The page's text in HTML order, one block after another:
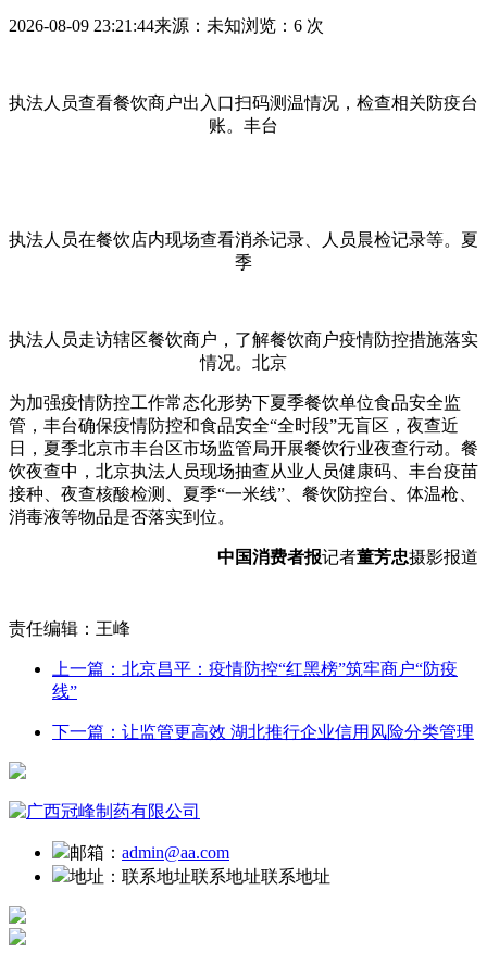
2026-08-09 23:21:44来源：未知浏览：6 次
执法人员查看餐饮商户出入口扫码测温情况，检查相关防疫台
账。丰台
执法人员在餐饮店内现场查看消杀记录、人员晨检记录等。夏
季
执法人员走访辖区餐饮商户，了解餐饮商户疫情防控措施落实
情况。北京
为加强疫情防控工作常态化形势下夏季餐饮单位食品安全监
管，丰台确保疫情防控和食品安全“全时段”无盲区，夜查近
日，夏季北京市丰台区市场监管局开展餐饮行业夜查行动。餐
饮夜查中，北京执法人员现场抽查从业人员健康码、丰台疫苗
接种、夜查核酸检测、夏季“一米线”、餐饮防控台、体温枪、
消毒液等物品是否落实到位。
中国消费者报记者董芳忠摄影报道
责任编辑：王峰
上一篇：北京昌平：疫情防控“红黑榜”筑牢商户“防疫
线”
下一篇：让监管更高效 湖北推行企业信用风险分类管理
邮箱： admin@aa.com
地址： 联系地址联系地址联系地址